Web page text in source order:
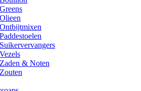
Greens
Olieen
Ontbijtmixen
Paddestoelen
Suikervervangers
Vezels
Zaden & Noten
Zouten